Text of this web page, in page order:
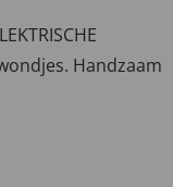
Handzaam